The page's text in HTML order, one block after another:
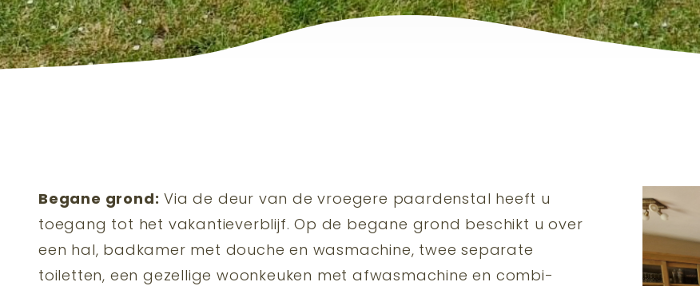
Begane grond: Via de deur van de vroegere paardenstal heeft u
toegang tot het vakantieverblijf. Op de begane grond beschikt u over
een hal, badkamer met douche en wasmachine, twee separate
toiletten, een gezellige woonkeuken met afwasmachine en combi-